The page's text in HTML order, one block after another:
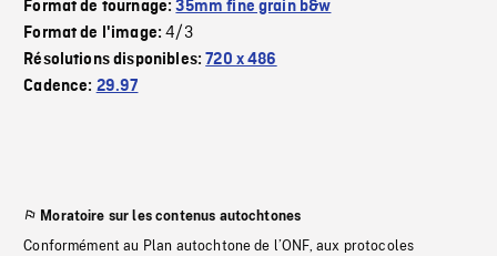
Format de tournage:35mm fine grain b&w
Format de l'image:4/3
Résolutions disponibles:720 x 486
Cadence: 29.97
Moratoire sur les contenus autochtones
Conformément au Plan autochtone de l’ONF, aux protocoles